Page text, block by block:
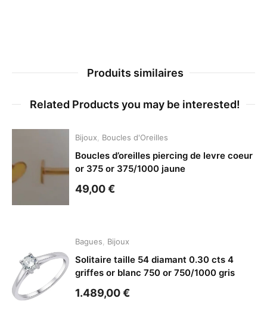
Produits similaires
Related Products you may be interested!
Bijoux Boucles d'Oreilles
Boucles d’oreilles piercing de levre coeur
or 375 or 375/1000 jaune
49,00€
Bagues Bijoux
Solitaire taille 54 diamant 0.30 cts 4
griffes or blanc 750 or 750/1000 gris
1.489,00€